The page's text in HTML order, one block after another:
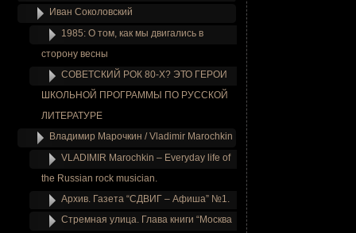
Иван Соколовский
1985: О том, как мы двигались в
сторону весны
СОВЕТСКИЙ РОК 80-Х? ЭТО ГЕРОИ
ШКОЛЬНОЙ ПРОГРАММЫ ПО РУССКОЙ
ЛИТЕРАТУРЕ
Владимир Марочкин / Vladimir Marochkin
VLADIMIR Marochkin – Everyday life of
the Russian rock musician.
Архив. Газета “СДВИГ – Афиша” №1.
Стремная улица. Глава книги “Москва